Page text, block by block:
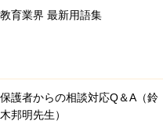
教育業界 最新用語集
保護者からの相談対応Q＆A（鈴
木邦明先生）